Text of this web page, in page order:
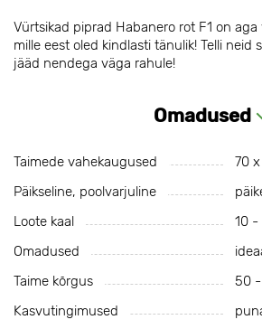
Vürtsikad piprad Habanero rot F1 on aga
mille eest oled kindlasti tänulik! Telli neid
jääd nendega väga rahule!
Omadused
Taimede vahekaugused
70
Päikseline, poolvarjuline
Loote kaal
10 -
Omadused
Taime kõrgus
50 -
Kasvutingimused